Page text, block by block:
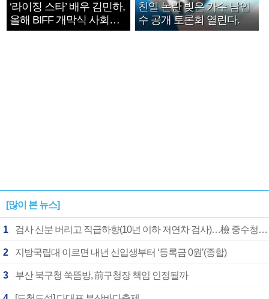
‘라이징 스타’ 배우 김민하,
올해 BIFF 개막식 사회자
확정
친일 논란 빚은 가수 남인
수 공개 토론회 열린다.
[많이 본 뉴스]
1 검사 신분 버리고 직급하향(10년 이하 저연차 검사)…檢 중수청행 기피
2 지방국립대 이르면 내년 신입생부터 ‘등록금 0원’(종합)
3 부산 북구청 쑥뜸방, 前구청장 책임 인정될까